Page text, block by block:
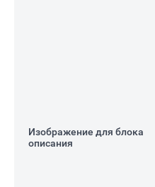
Изображение для блока
описания